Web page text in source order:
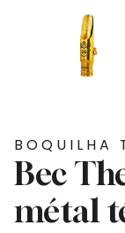
BOQUILHA
Bec
métal